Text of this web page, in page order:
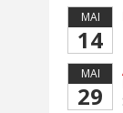
MAI
14
MAI
29